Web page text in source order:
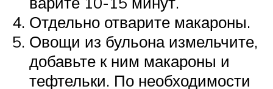
Отдельно отварите макароны.
Овощи из бульона измельчите,
добавьте к ним макароны и
тефтельки. По необходимости